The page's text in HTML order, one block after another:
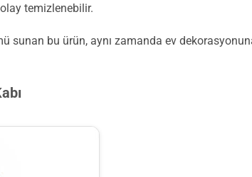
temizlenebilir.
sunan bu ürün, aynı zamanda ev